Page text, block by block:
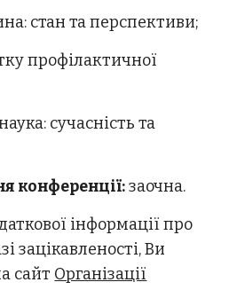
стан та перспективи;
профілактичної
сучасність та
конференції:заочна.
інформації про
зацікавленості, Ви
сайт Організації